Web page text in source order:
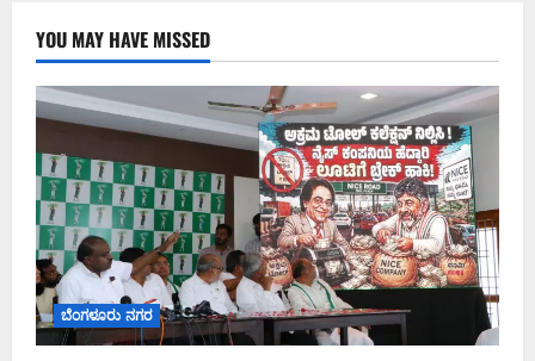
YOU MAY HAVE MISSED
ಬೆಂಗಳೂರು ನಗರ